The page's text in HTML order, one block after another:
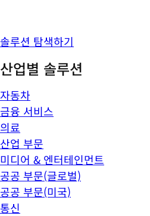
솔루션 탐색하기
산업별 솔루션
자동차
금융 서비스
의료
산업 부문
미디어 & 엔터테인먼트
공공 부문(글로벌)
공공 부문(미국)
통신